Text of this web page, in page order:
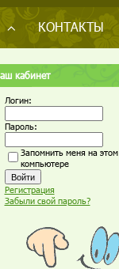
КОНТАКТЫ
кабинет
Логин:
Пароль:
Запомнить меня на этом
компьютере
Регистрация
Забыли свой пароль?